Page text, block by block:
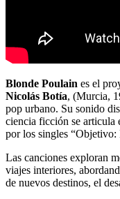
Blonde Poulain es el
Nicolás Botía, (Murcia,
pop urbano. Su sonido
ciencia ficción se articula
por los singles
Las canciones exploran
viajes interiores,
de nuevos destinos, el